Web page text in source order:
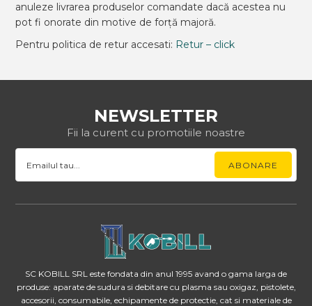
anuleze livrarea produselor comandate dacă acestea nu
pot fi onorate din motive de forță majoră.
Pentru politica de retur accesati: Retur – click
NEWSLETTER
Fii la curent cu promotiile noastre
SC KOBILL SRL este fondata din anul 1995 avand o gama larga de
produse: aparate de sudura si debitare cu plasma sau oxigaz, pistolete,
accesorii, consumabile, echipamente de protectie, cat si materiale de